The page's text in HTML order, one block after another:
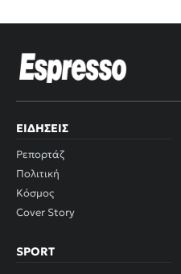
ΕΙΔΉΣΕΙΣ
Ρεπορτάζ
Πολιτική
Κόσμος
Cover Story
SPORT